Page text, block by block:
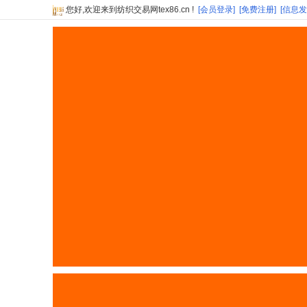
您好,欢迎来到纺织交易网tex86.cn ! [会员登录] [免费注册] [信息